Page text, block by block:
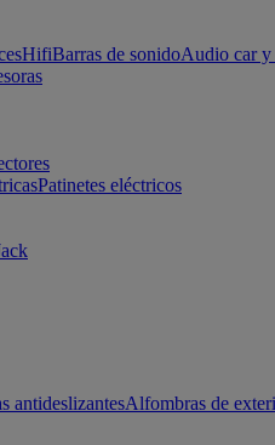
HifiBarras de sonidoAudio car y
Patinetes eléctricos
antideslizantesAlfombras de